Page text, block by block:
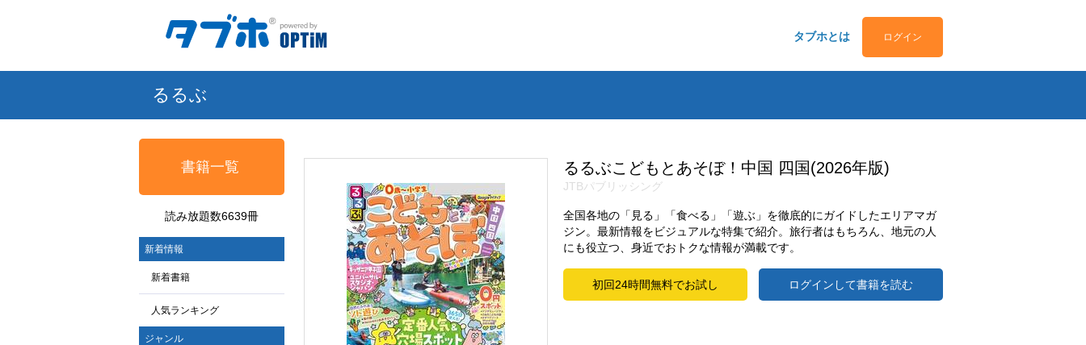
タブホとは ログイン
るるぶ
書籍一覧
読み放題数6639冊
新着情報
新着書籍
人気ランキング
ジャンル
るるぶこどもとあそぼ！中国 四国(2026年版)
JTBパブリッシング
全国各地の「見る」「食べる」「遊ぶ」を徹底的にガイドしたエリアマガ
ジン。最新情報をビジュアルな特集で紹介。旅行者はもちろん、地元の人
にも役立つ、身近でおトクな情報が満載です。
初回24時間無料でお試し ログインして書籍を読む